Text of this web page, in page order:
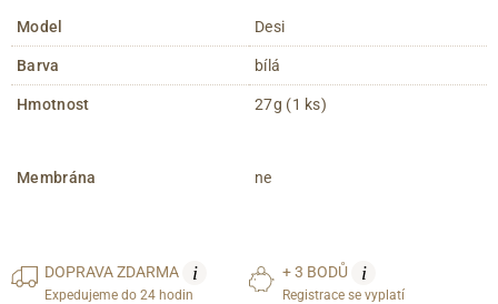
Model Desi
Barva bílá
Hmotnost 27g (1 ks)
Membrána ne
DOPRAVAZDARMA i
Expedujeme do 24 hodin
+ 3 BODŮ i
Registrace se vyplatí